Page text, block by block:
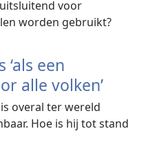
voor
worden gebruikt?
een
alle volken’
overal ter wereld
Hoe is hij tot stand